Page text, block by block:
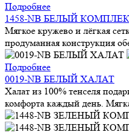
Подробнее
1458-NB БЕЛЫЙ
Мягкое кружево и лёгкая
продуманная конструкция
Подробнее
0019-NB БЕЛЫЙ ХАЛАТ
Халат из 100% тенселя
комфорта каждый день.